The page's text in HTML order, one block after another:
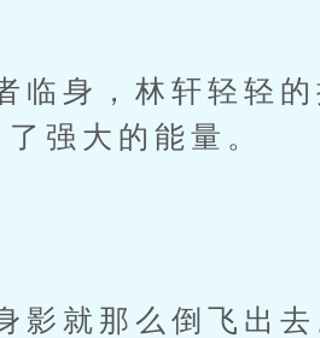
身，林轩轻轻的
强大的能量。
就那么倒飞出去